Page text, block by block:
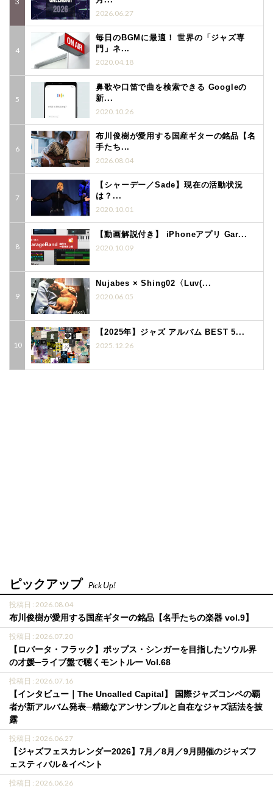
2026.06.27
毎日のBGMに最適！ 世界の「ジャズ専
門」ネ...
2020.04.18
鼻歌や口笛で曲を検索できる Googleの
新...
2020.10.26
布川俊樹が愛用する国産ギターの銘品【名
手たち...
2026.08.04
【シャーデー／Sade】現在の活動状況
は？...
2020.10.01
【動画解説付き】 iPhoneアプリ Gar...
2020.10.09
Nujabes × Shing02〈Luv(...
2020.06.05
【2025年】ジャズ アルバム BEST 5...
2025.12.26
ピックアップ Pick Up!
投稿日 : 2026.08.04
布川俊樹が愛用する国産ギターの銘品【名手たちの楽器 vol.9】
投稿日 : 2026.07.20
【ロバータ・フラック】ポップス・シンガーを目指したソウル界
の才媛─ライブ盤で聴くモントルー Vol.68
投稿日 : 2026.07.16
【インタビュー｜The Uncalled Capital】 国際ジャズコンペの覇
者が新アルバム発表─精緻なアンサンブルと自在なジャズ話法を披
露
投稿日 : 2026.06.27
【ジャズフェスカレンダー2026】7月／8月／9月開催のジャズフ
ェスティバル＆イベント
投稿日 : 2026.06.26